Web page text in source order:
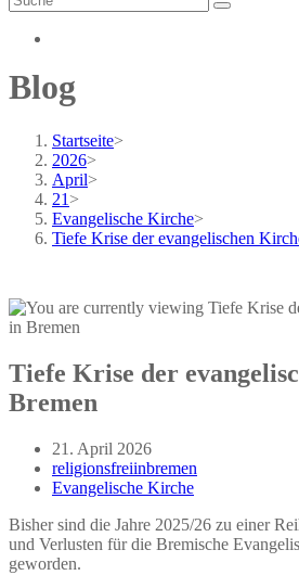
Blog
Startseite>
2026>
April>
21 >
Evangelische Kirche>
Tiefe Krise der evangelischen
Tiefe Krise der
Bremen
Beitrag
veröffentlicht:
21. April 2026
Beitrags-
Autor:
religionsfreiinbremen
Beitrags-
Evangelische Kirche
Bisher sind die Jahre 2025/26 zu einer
und Verlusten für die Bremische
geworden.